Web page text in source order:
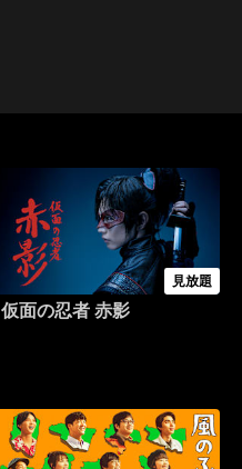
見放題
仮面の忍者 赤影